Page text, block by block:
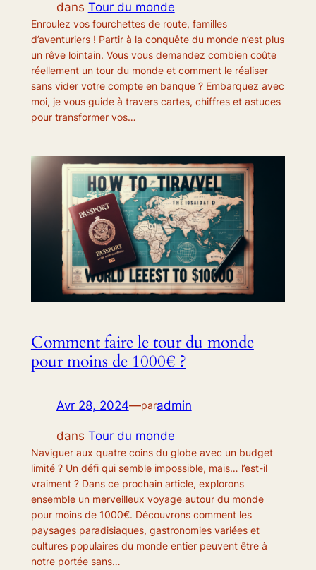
dans Tour du monde
Enroulez vos fourchettes de route, familles
d’aventuriers ! Partir à la conquête du monde n’est plus
un rêve lointain. Vous vous demandez combien coûte
réellement un tour du monde et comment le réaliser
sans vider votre compte en banque ? Embarquez avec
moi, je vous guide à travers cartes, chiffres et astuces
pour transformer vos…
Comment faire le tour du monde
pour moins de 1000€ ?
Avr 28, 2024—paradmin
dans Tour du monde
Naviguer aux quatre coins du globe avec un budget
limité ? Un défi qui semble impossible, mais… l’est-il
vraiment ? Dans ce prochain article, explorons
ensemble un merveilleux voyage autour du monde
pour moins de 1000€. Découvrons comment les
paysages paradisiaques, gastronomies variées et
cultures populaires du monde entier peuvent être à
notre portée sans…